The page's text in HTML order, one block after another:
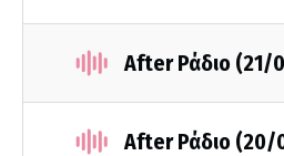
After Ράδιο (21/
After Ράδιο (20/